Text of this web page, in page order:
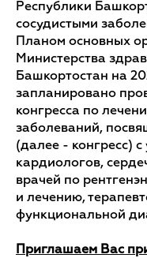
Республики
сосудистыми
Планом основных
Министерства
Башкортостан на
запланировано
конгресса по
заболеваний,
(далее - конгресс)
кардиологов,
врачей по
и лечению,
функциональной
Приглашаем Вас